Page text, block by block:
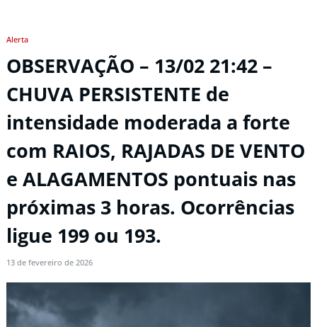
Alerta
OBSERVAÇÃO – 13/02 21:42 –
CHUVA PERSISTENTE de
intensidade moderada a forte
com RAIOS, RAJADAS DE VENTO
e ALAGAMENTOS pontuais nas
próximas 3 horas. Ocorrências
ligue 199 ou 193.
13 de fevereiro de 2026